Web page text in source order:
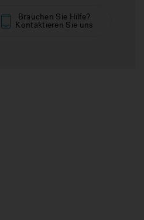
Brauchen Sie Hilfe?
Kontaktieren Sie uns